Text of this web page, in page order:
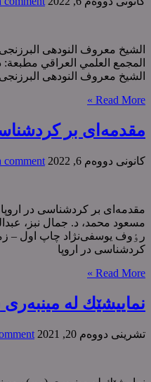
الشیخ معروف النودهی
المجمع العلمي العراقي مطبعة:
الشیخ معروف النودهی البرزنجی
Read More »
مقدمەای بر
كانونی دووه‌م 6, 2022 comment
مقدمەای بر کردشناسی در
مسعود محمد، د. جمال نبز،
کردشناسی در اروپا
Read More »
نماییشێك لە
تشرینی دووه‌م 20, 2021